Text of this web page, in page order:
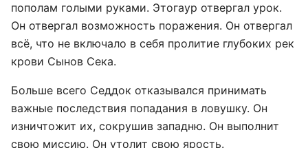
пополам голыми руками. Этогаур отвергал урок.
Он отвергал возможность поражения. Он отвергал
всё, что не включало в себя пролитие глубоких рек
крови Сынов Сека.
Больше всего Седдок отказывался принимать
важные последствия попадания в ловушку. Он
изничтожит их, сокрушив западню. Он выполнит
свою миссию. Он утолит свою ярость.